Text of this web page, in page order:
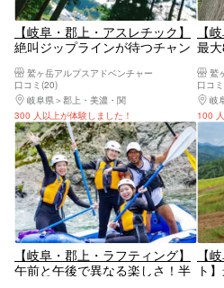
【岐阜・郡上・アスレチック】
絶叫ジップラインが待つチャン
鷲ヶ岳アルプスアドベンチャー
口コミ(20)
岐阜県
郡上・美濃・関
300 人以上が体験しました！
【
最
鷲
口コ
岐
100
【岐阜・郡上・ラフティング】
午前と午後で異なる楽しさ！半
【
ト